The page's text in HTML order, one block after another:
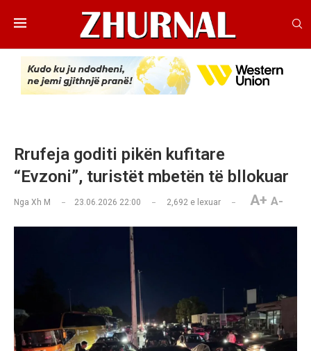
Rrufeja goditi pikën kufitare
“Evzoni”, turistët mbetën të bllokuar
Nga Xh M 23.06.2026 22:00 2,692 e lexuar A+ A-